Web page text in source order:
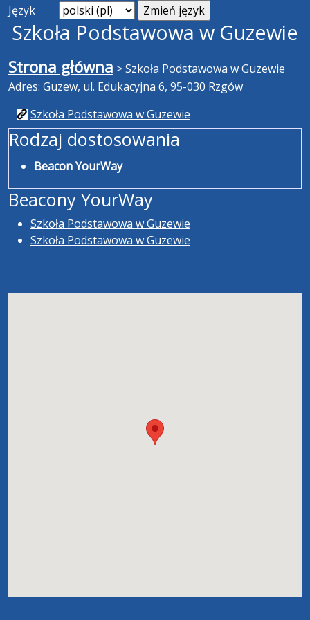
Język
Szkoła Podstawowa w Guzewie
Strona główna >Szkoła Podstawowa w Guzewie
Adres: Guzew, ul. Edukacyjna 6, 95-030 Rzgów
Szkoła Podstawowa w Guzewie
Rodzaj dostosowania
Beacon YourWay
Beacony YourWay
Szkoła Podstawowa w Guzewie
Szkoła Podstawowa w Guzewie